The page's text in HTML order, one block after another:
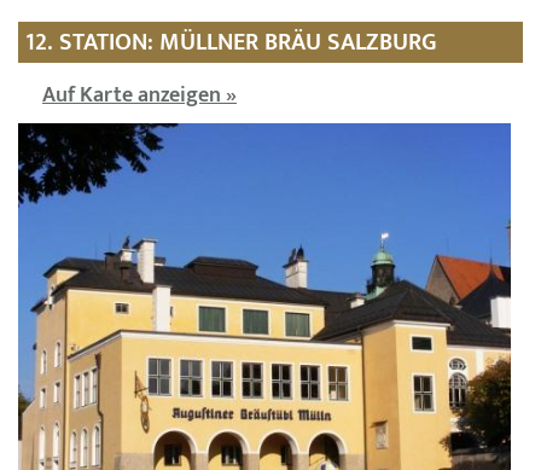
12. STATION: MÜLLNER BRÄU SALZBURG
Auf Karte anzeigen »